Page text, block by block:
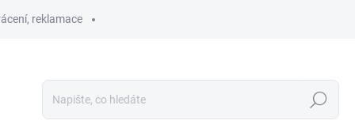
reklamace
Hledat